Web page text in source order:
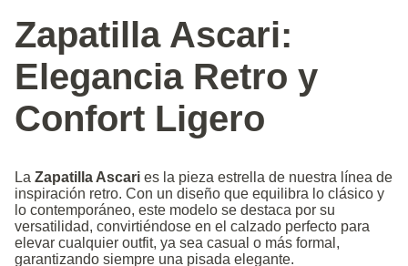
Zapatilla Ascari:
Elegancia Retro y
Confort Ligero
La Zapatilla Ascari es la pieza estrella de nuestra línea de
inspiración retro. Con un diseño que equilibra lo clásico y
lo contemporáneo, este modelo se destaca por su
versatilidad, convirtiéndose en el calzado perfecto para
elevar cualquier outfit, ya sea casual o más formal,
garantizando siempre una pisada elegante.